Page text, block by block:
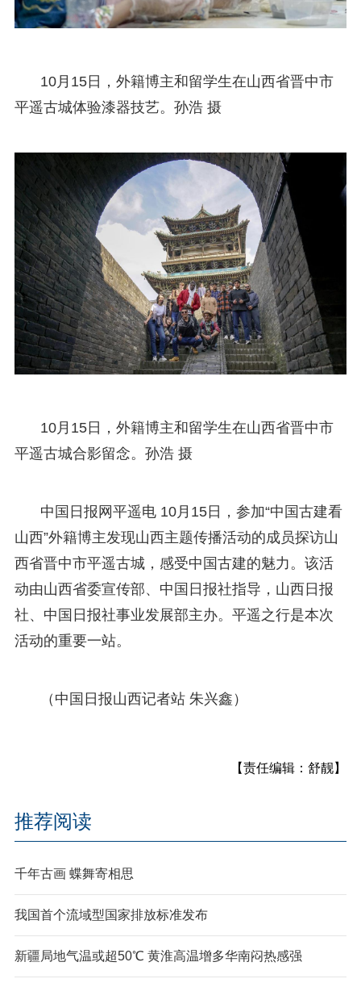
10月15日，外籍博主和留学生在山西省晋中市
平遥古城体验漆器技艺。孙浩 摄
10月15日，外籍博主和留学生在山西省晋中市
平遥古城合影留念。孙浩 摄
中国日报网平遥电 10月15日，参加“中国古建看
山西”外籍博主发现山西主题传播活动的成员探访山
西省晋中市平遥古城，感受中国古建的魅力。该活
动由山西省委宣传部、中国日报社指导，山西日报
社、中国日报社事业发展部主办。平遥之行是本次
活动的重要一站。
（中国日报山西记者站 朱兴鑫）
【责任编辑：舒靓】
推荐阅读
千年古画 蝶舞寄相思
我国首个流域型国家排放标准发布
新疆局地气温或超50℃ 黄淮高温增多华南闷热感强